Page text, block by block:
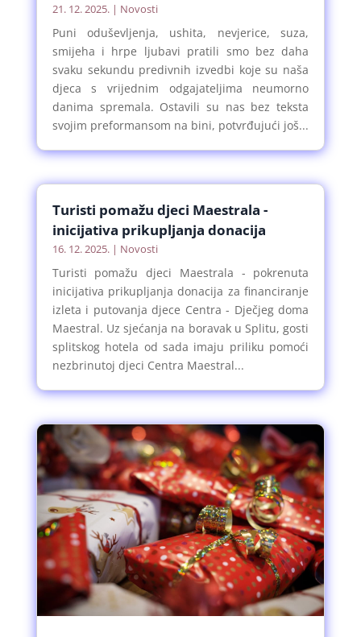
21. 12. 2025.| Novosti
Puni oduševljenja, ushita, nevjerice, suza,
smijeha i hrpe ljubavi pratili smo bez daha
svaku sekundu predivnih izvedbi koje su naša
djeca s vrijednim odgajateljima neumorno
danima spremala. Ostavili su nas bez teksta
svojim preformansom na bini, potvrđujući još...
Turisti pomažu djeci Maestrala -
inicijativa prikupljanja donacija
16. 12. 2025.| Novosti
Turisti pomažu djeci Maestrala - pokrenuta
inicijativa prikupljanja donacija za financiranje
izleta i putovanja djece Centra - Dječjeg doma
Maestral. Uz sjećanja na boravak u Splitu, gosti
splitskog hotela od sada imaju priliku pomoći
nezbrinutoj djeci Centra Maestral...